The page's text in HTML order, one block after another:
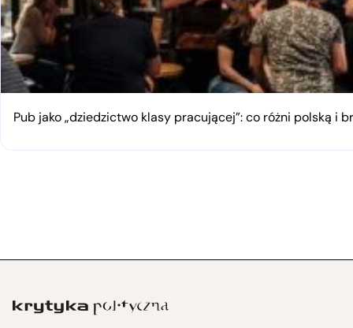
Pub jako „dziedzictwo klasy pracującej”: co różni polską i